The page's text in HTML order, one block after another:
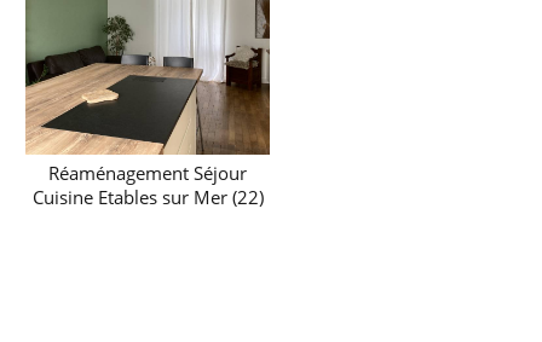
Réaménagement Séjour
Cuisine Etables sur Mer (22)